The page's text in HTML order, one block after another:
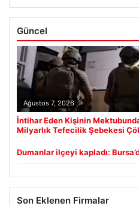
Güncel
Ağustos 7, 2026
İntihar Eden Kişinin
Milyarlık Tefecilik Şebekesi
Dumanlar ilçeyi kapladı:
Son Eklenen Firmalar